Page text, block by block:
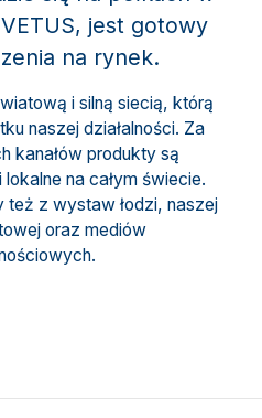
jest gotowy
na rynek.
i silną siecią, którą
naszej działalności. Za
kanałów produkty są
na całym świecie.
z wystaw łodzi, naszej
oraz mediów